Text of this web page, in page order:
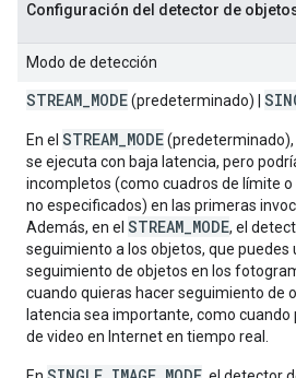
Configuración del detector de
Modo de detección
STREAM MODE(predeterminado) |
En el STREAM_MODE
se ejecuta con baja latencia, pero
incompletos (como cuadros de límite
no especificados) en las primeras
Además, en el STREAM_MODE, el
seguimiento a los objetos, que puedes
seguimiento de objetos en los
cuando quieras hacer seguimiento de
latencia sea importante, como
de video en Internet en tiempo real.